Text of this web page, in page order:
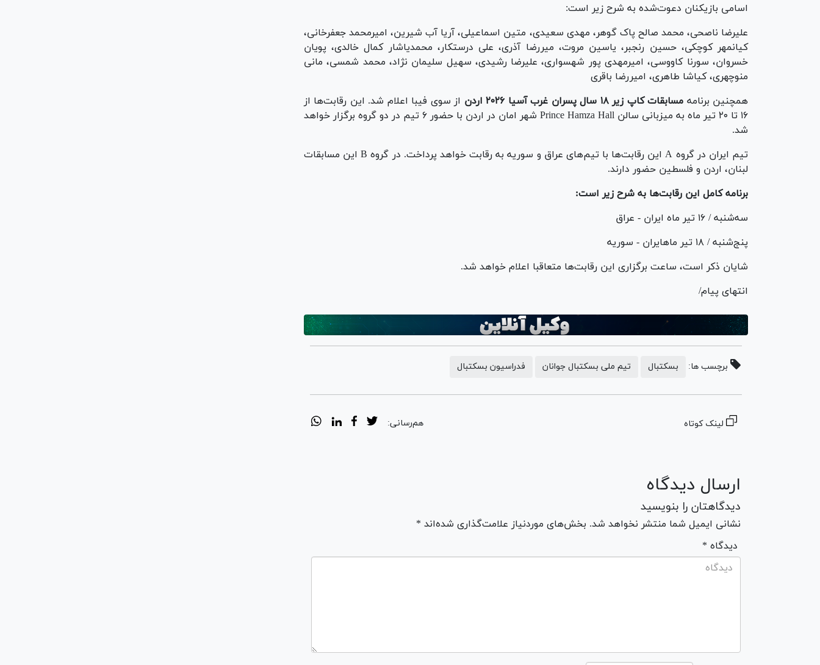
اسامی بازیکنان دعوت‌شده به شرح زیر است:
علیرضا ناصحی، محمد صالح پاک گوهر، مهدی سعیدی، متین اسماعیلی، آریا آب شیرین، امیرمحمد جعفرخانی،
کیانمهر کوچکی، حسین رنجبر، یاسین مروت، میررضا آذری، على درستکار، محمدیاشار کمال خالدی، پویان
خسروان، سورنا کاووسی، امیرمهدی پور شهسواری، علیرضا رشیدی، سهیل سلیمان نژاد، محمد شمسی، مانی
منوچهری، کیاشا طاهری، امیررضا باقری
همچنین برنامه مسابقات کاپ زیر ۱۸ سال پسران غرب آسیا ۲۰۲۶ اردن
از سوی فیبا اعلام شد. این رقابت‌ها از
۱۶ تا ۲۰ تیر ماه به میزبانی سالن Prince Hamza Hall شهر امان در اردن با حضور ۶ تیم در دو گروه برگزار خواهد
شد.
تیم ایران در گروه A این رقابت‌ها با تیم‌های عراق و سوریه به رقابت خواهد پرداخت. در گروه B این مسابقات
لبنان، اردن و فلسطین حضور دارند.
برنامه کامل این رقابت‌ها به شرح زیر است:
سه‌شنبه / ۱۶ تیر ماه ایران - عراق
پنج‌شنبه / ۱۸ تیر ماهایران - سوریه
شایان ذکر است، ساعت برگزاری این رقابت‌ها متعاقبا اعلام خواهد شد.
انتهای پیام/
برچسب ها: بسکتبال تیم ملی بسکتبال جوانان فدراسیون بسکتبال
لینک کوتاه هم‌رسانی:
ارسال دیدگاه
دیدگاهتان را بنویسید
نشانی ایمیل شما منتشر نخواهد شد. بخش‌های موردنیاز علامت‌گذاری شده‌اند *
* دیدگاه